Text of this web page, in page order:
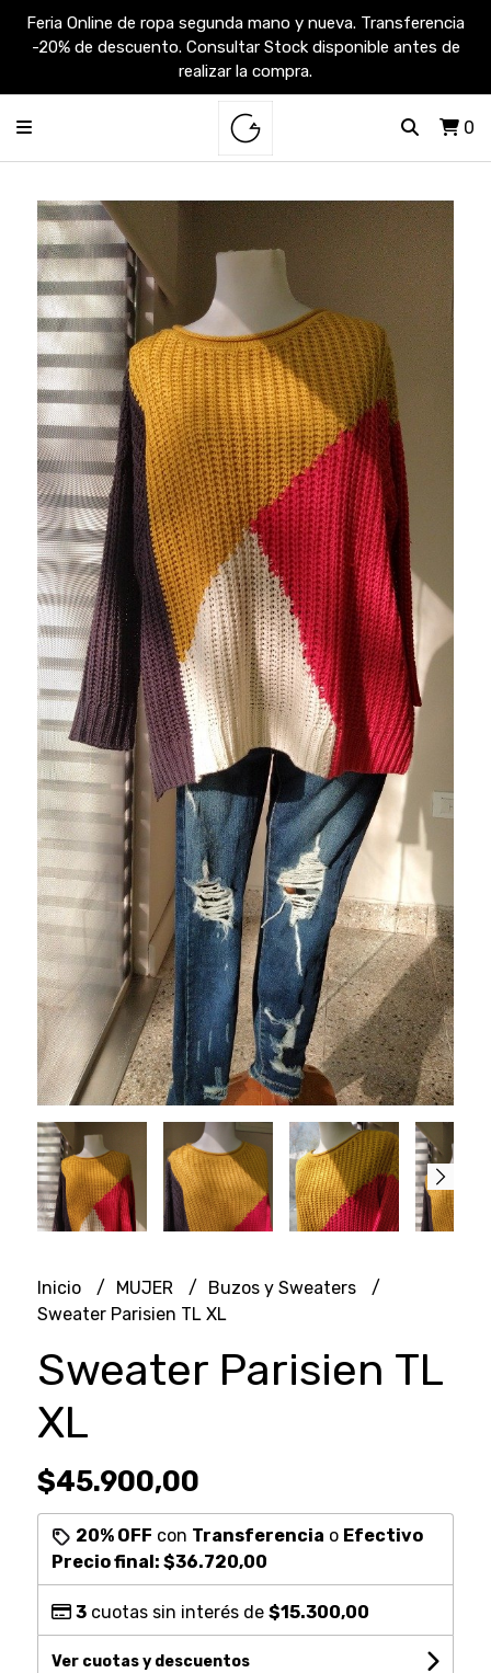
Feria Online de ropa segunda mano y nueva. Transferencia
-20% de descuento. Consultar Stock disponible antes de
realizar la compra.
0
Inicio MUJER
Buzos y Sweaters
Sweater Parisien TL XL
Sweater Parisien TL
XL
$45.900,00
20% OFF con Transferencia o Efectivo
Precio final: $36.720,00
3cuotas sin interés de $15.300,00
Ver cuotas y descuentos